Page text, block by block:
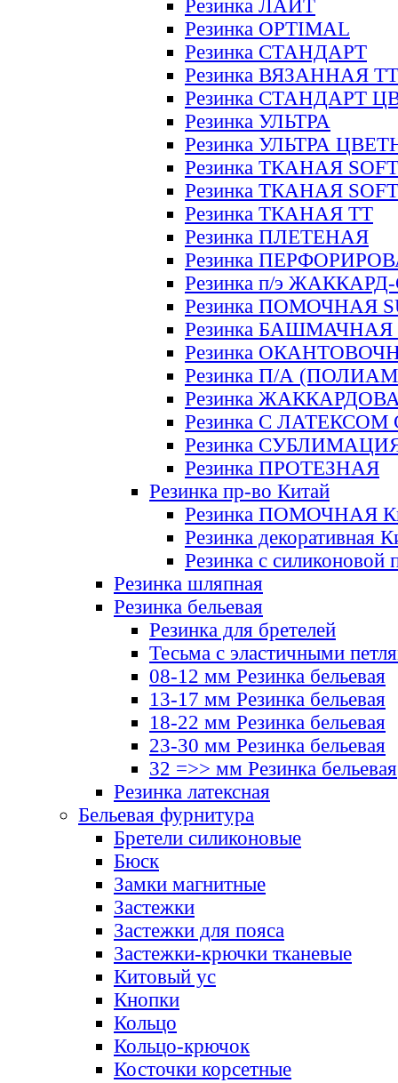
Резинка ЛАЙТ
Резинка OPTIMAL
Резинка СТАНДАРТ
Резинка ВЯЗАННАЯ ТТ
Резинка СТАНДАРТ
Резинка УЛЬТРА
Резинка УЛЬТРА
Резинка ТКАНАЯ SOFT
Резинка ТКАНАЯ
Резинка ТКАНАЯ ТТ
Резинка ПЛЕТЕНАЯ
Резинка
Резинка п/э
Резинка ПОМОЧНАЯ
Резинка БАШМАЧНАЯ
Резинка
Резинка П/А
Резинка
Резинка С ЛАТЕКСОМ
Резинка
Резинка ПРОТЕЗНАЯ
Резинка пр-во Китай
Резинка ПОМОЧНАЯ
Резинка декоративная
Резинка с силиконовой
Резинка шляпная
Резинка бельевая
Резинка для бретелей
Тесьма с эластичными
08-12 мм Резинка бельевая
13-17 мм Резинка бельевая
18-22 мм Резинка бельевая
23-30 мм Резинка бельевая
32 =>> мм Резинка бельевая
Резинка латексная
Бельевая фурнитура
Бретели силиконовые
Бюск
Замки магнитные
Застежки
Застежки для пояса
Застежки-крючки тканевые
Китовый ус
Кнопки
Кольцо
Кольцо-крючок
Косточки корсетные